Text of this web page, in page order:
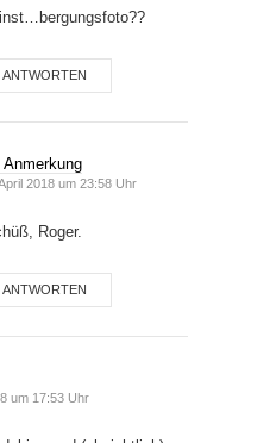
ANTWORTEN
Anmerkung
2018 um 23:58 Uhr
Roger.
ANTWORTEN
um 17:53 Uhr